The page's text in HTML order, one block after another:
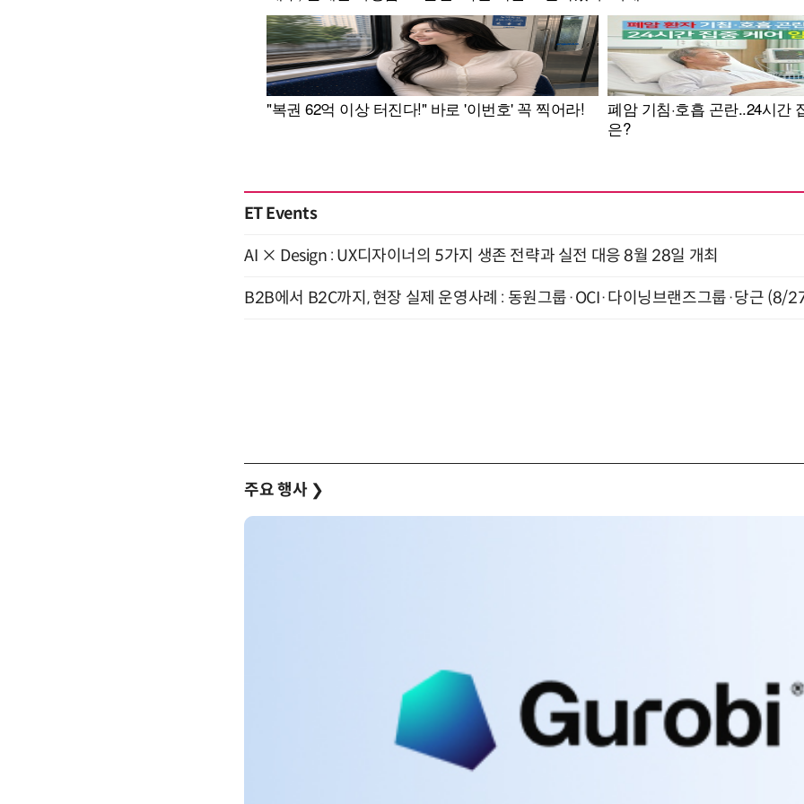
ET Events
AI × Design : UX디자이너의 5가지 생존 전략과 실전 대응 8월 28일 개최
B2B에서 B2C까지, 현장 실제 운영사례 : 동원그룹·OCI·다이닝브랜즈그룹·당근 (8/
주요 행사 ❯